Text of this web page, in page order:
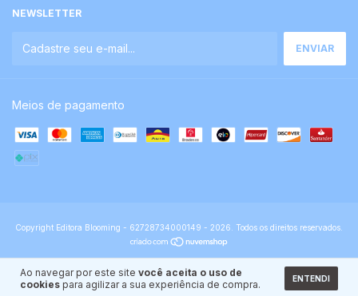
Ao navegar por este site você aceita o uso de
cookies para agilizar a sua experiência de compra. ENTENDI
NEWSLETTER
Meios de pagamento
Copyright Editora Blooming - 62728734000149 - 2026. Todos os direitos reservados.